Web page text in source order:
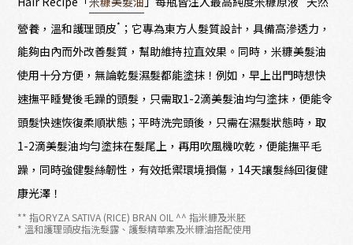
營養，溫和護理頭皮* ；它專為東方人髮質設計，具備高滲透力，
能夠由內而外改善髮質，幫助維持拉直效果。同時，米糠美髮油
使用十分方便，無論乾髮濕髮都能塗抹！例如，早上出門時想快
速撫平睡覺後毛躁的頭髮，只需取1-2滴美髮油均勻塗抹，便能令
頭髮快速恢復柔順狀態；平時洗完頭後，只需在濕髮狀態時，取
1-2滴美髮油均勻塗抹在髮尾上，再用吹風機吹乾，便能撫平毛
躁，同時強健髮絲韌性，有效抵禦環境損傷，14天讓髮絲回復健
康光澤！
** 指ORYZA SATIVA (RICE) BRAN OIL ^^ 指米糠及米胚
* 溫和護理頭皮指洗髮露、護髮精華素及米糠油搭配使用